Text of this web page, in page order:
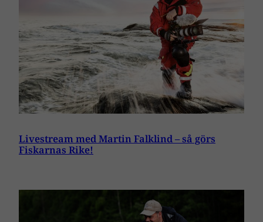
Livestream med Martin Falklind – så görs
Fiskarnas Rike!